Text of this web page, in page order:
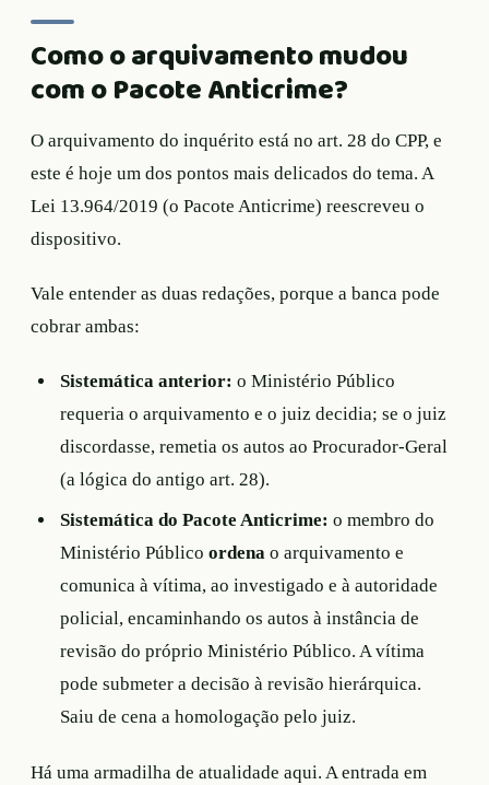
Como o arquivamento mudou
com o Pacote Anticrime?
O arquivamento do inquérito está no art. 28 do CPP, e
este é hoje um dos pontos mais delicados do tema. A
Lei 13.964/2019 (o Pacote Anticrime) reescreveu o
dispositivo.
Vale entender as duas redações, porque a banca pode
cobrar ambas:
Sistemática anterior: o Ministério Público
requeria o arquivamento e o juiz decidia; se o juiz
discordasse, remetia os autos ao Procurador-Geral
(a lógica do antigo art. 28).
Sistemática do Pacote Anticrime: o membro do
Ministério Públicoordena o arquivamento e
comunica à vítima, ao investigado e à autoridade
policial, encaminhando os autos à instância de
revisão do próprio Ministério Público. A vítima
pode submeter a decisão à revisão hierárquica.
Saiu de cena a homologação pelo juiz.
Há uma armadilha de atualidade aqui. A entrada em